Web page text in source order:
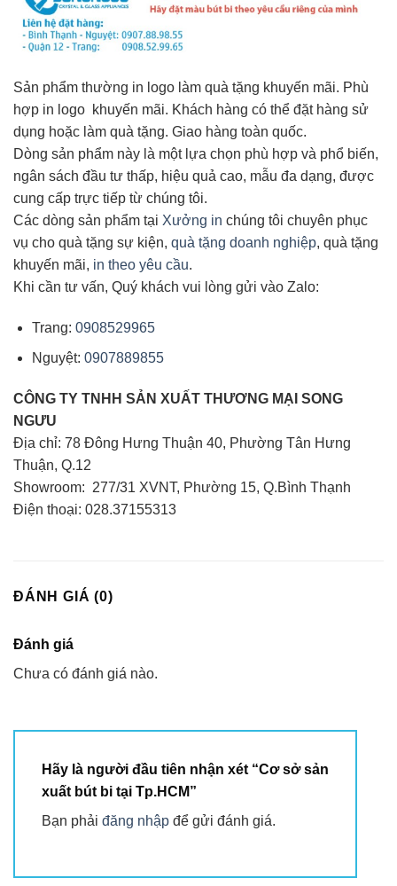
Sản phẩm thường in logo làm quà tặng khuyến mãi. Phù
hợp in logo khuyến mãi. Khách hàng có thể đặt hàng sử
dụng hoặc làm quà tặng. Giao hàng toàn quốc.
Dòng sản phẩm này là một lựa chọn phù hợp và phổ biến,
ngân sách đầu tư thấp, hiệu quả cao, mẫu đa dạng, được
cung cấp trực tiếp từ chúng tôi.
Các dòng sản phẩm tại Xưởng in chúng tôi chuyên phục
vụ cho quà tặng sự kiện, quà tặng doanh nghiệp, quà tặng
khuyến mãi, in theo yêu cầu.
Khi cần tư vấn, Quý khách vui lòng gửi vào Zalo:
Trang: 0908529965
Nguyệt: 0907889855
CÔNG TY TNHH SẢN XUẤT THƯƠNG MẠI SONG
NGƯU
Địa chỉ: 78 Đông Hưng Thuận 40, Phường Tân Hưng
Thuận, Q.12
Showroom: 277/31 XVNT, Phường 15, Q.Bình Thạnh
Điện thoại: 028.37155313
ĐÁNH GIÁ (0)
Đánh giá
Chưa có đánh giá nào.
Hãy là người đầu tiên nhận xét “Cơ sở sản
xuất bút bi tại Tp.HCM”
Bạn phải đăng nhập để gửi đánh giá.